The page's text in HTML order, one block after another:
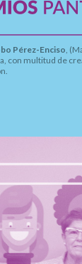
Pérez-Enciso ,
con multitud de